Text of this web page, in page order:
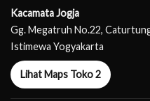
Kacamata Jogja
Gg. Megatruh No.22,
Istimewa Yogyakarta
Lihat Maps Toko 2